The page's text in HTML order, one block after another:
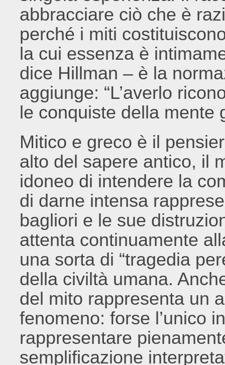
abbracciare ciò che è
perché i miti
la cui essenza è
dice Hillman – è la
aggiunge: “L’averlo
le conquiste della mente
Mitico e greco è il
alto del sapere antico, il
idoneo di intendere la
di darne intensa
bagliori e le sue
attenta continuamente
una sorta di “tragedia
della civiltà umana.
del mito rappresenta un
fenomeno: forse l’unico
rappresentare
semplificazione